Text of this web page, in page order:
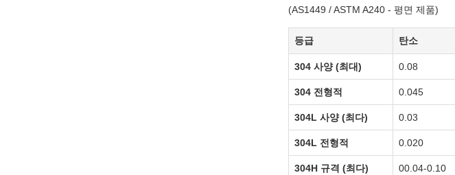
(AS1449 / ASTM A240 - 평면 제품)
등급 탄소
304 사양 (최대) 0.08
304 전형적 0.045
304L 사양 (최다) 0.03
304L 전형적 0.020
304H 규격 (최다) 00.04-0.10